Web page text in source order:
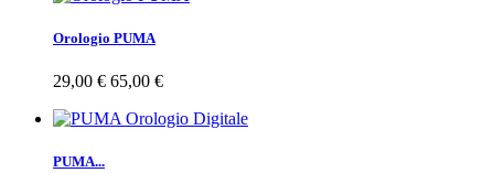
Orologio PUMA
29,00 € 65,00 €
PUMA...